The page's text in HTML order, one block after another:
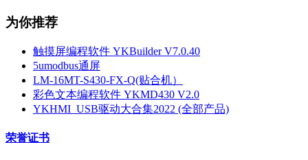
为你推荐
触摸屏编程软件 YKBuilder V7.0.40
5umodbus通屏
LM-16MT-S430-FX-Q(贴合机）
彩色文本编程软件 YKMD430 V2.0
YKHMI_USB驱动大合集2022 (全部产品)
荣誉证书